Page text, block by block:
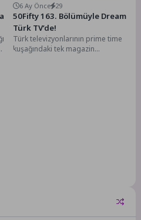
6 Ay Önce 29
50Fifty 163. Bölümüyle Dream
Türk TV’de!
Türk televizyonlarının prime time
kuşağındaki tek magazin